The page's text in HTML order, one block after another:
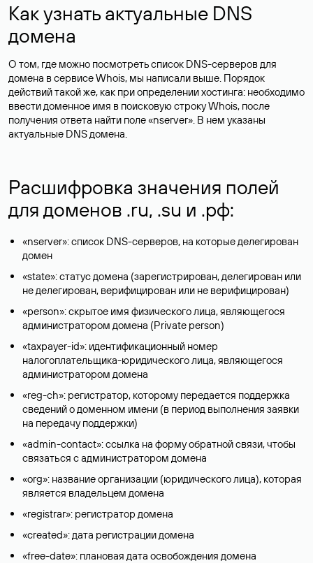
Как узнать актуальные DNS
домена
О том, где можно посмотреть список DNS-серверов для
домена в сервисе Whois, мы написали выше. Порядок
действий такой же, как при определении хостинга: необходимо
ввести доменное имя в поисковую строку Whois, после
получения ответа найти поле «nserver». В нем указаны
актуальные DNS домена.
Расшифровка значения полей
для доменов .ru, .su и .рф:
«nserver»: список DNS-серверов, на которые делегирован
домен
«state»: статус домена (зарегистрирован, делегирован или
не делегирован, верифицирован или не верифицирован)
«person»: скрытое имя физического лица, являющегося
администратором домена (Privatе person)
«taxpayer-id»: идентификационный номер
налогоплательщика-юридического лица, являющегося
администратором домена
«reg-ch»: регистратор, которому передается поддержка
сведений о доменном имени (в период выполнения заявки
на передачу поддержки)
«admin-contact»: ссылка на форму обратной связи, чтобы
связаться с администратором домена
«org»: название организации (юридического лица), которая
является владельцем домена
«registrar»: регистратор домена
«created»: дата регистрации домена
«free-date»: плановая дата освобождения домена